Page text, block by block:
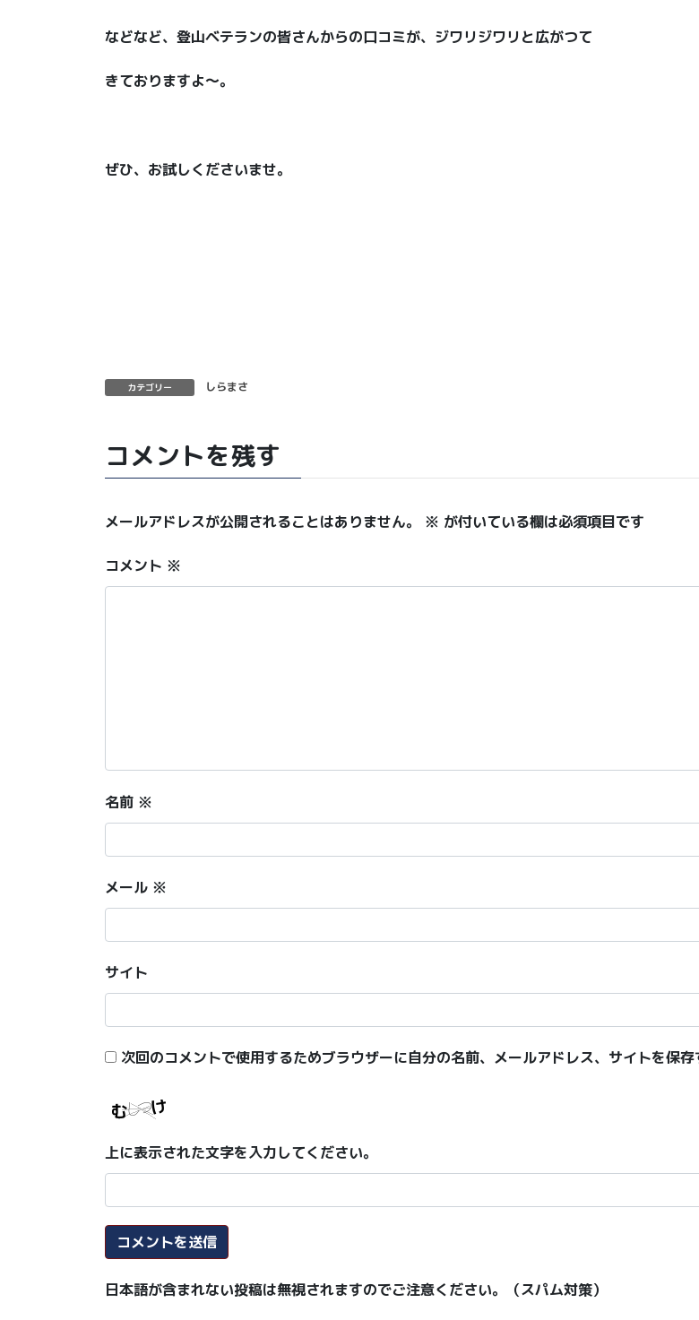
などなど、登山ベテランの皆さんからの口コミが、ジワリジワリと広がつて
きておりますよ〜。
ぜひ、お試しくださいませ。
カテゴリー しらまさ
コメントを残す
メールアドレスが公開されることはありません。 ※ が付いている欄は必須項目です
コメント ※
名前 ※
メール ※
サイト
次回のコメントで使用するためブラウザーに自分の名前、メールアドレス、サイトを保存
上に表示された文字を入力してください。
日本語が含まれない投稿は無視されますのでご注意ください。（スパム対策）